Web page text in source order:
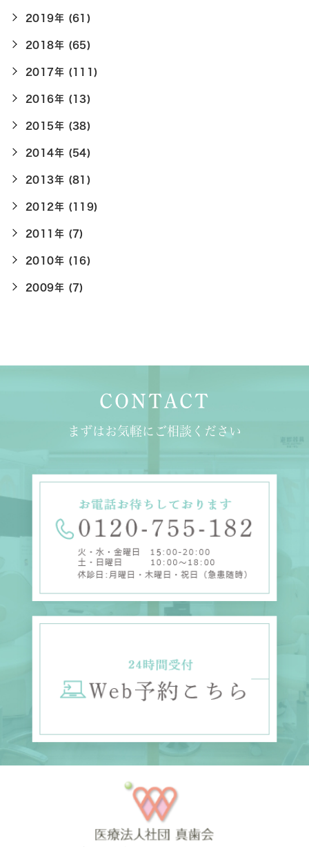
2019年 (61)
2018年 (65)
2017年 (111)
2016年 (13)
2015年 (38)
2014年 (54)
2013年 (81)
2012年 (119)
2011年 (7)
2010年 (16)
2009年 (7)
CONTACT
まずはお気軽にご相談ください